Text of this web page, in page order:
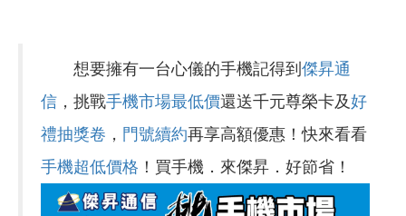
想要擁有一台心儀的手機記得到 傑昇通
信 ，挑戰手機市場最低價還送千元尊榮卡及好
禮抽獎卷 ， 門號續約再享高額優惠！快來看看
手機超低價格 ！買手機．來傑昇．好節省！